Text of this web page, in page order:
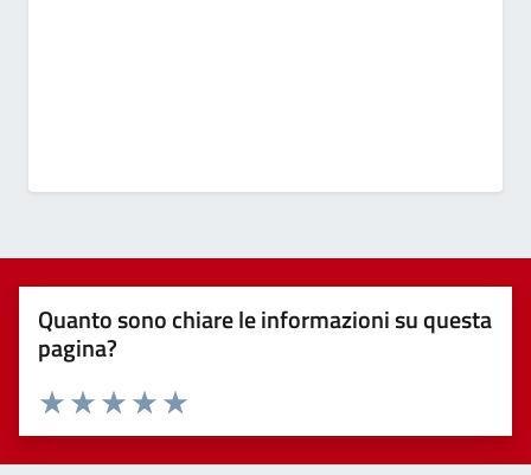
Quanto sono chiare le informazioni su questa
pagina?
Valuta 5 stelle su 5
Valuta 4 stelle su 5
Valuta 3 stelle su 5
Valuta 2 stelle su 5
Valuta 1 stelle su 5